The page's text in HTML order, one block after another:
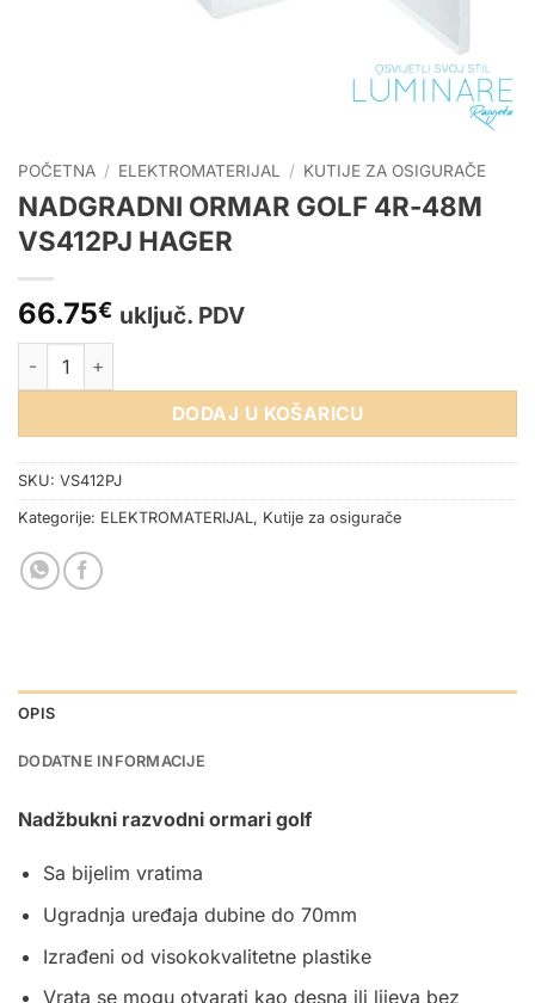
POČETNA / ELEKTROMATERIJAL / KUTIJE ZA OSIGURAČE
NADGRADNI ORMAR GOLF 4R-48M
VS412PJ HAGER
66.75€ uključ. PDV
NADGRADNI ORMAR GOLF 4R-48M VS412PJ HAGER količina
DODAJ U KOŠARICU
SKU: VS412PJ
Kategorije: ELEKTROMATERIJAL , Kutije za osigurače
OPIS
DODATNE INFORMACIJE
Nadžbukni razvodni ormari golf
Sa bijelim vratima
Ugradnja uređaja dubine do 70mm
Izrađeni od visokokvalitetne plastike
Vrata se mogu otvarati kao desna ili lijeva bez